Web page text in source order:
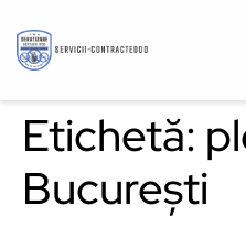
Etichetă:
București